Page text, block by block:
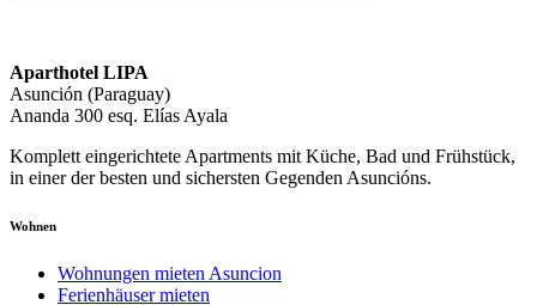
Aparthotel LIPA
Asunción (Paraguay)
Ananda 300 esq. Elías Ayala
Komplett eingerichtete Apartments mit Küche, Bad und Frühstück,
in einer der besten und sichersten Gegenden Asuncións.
Wohnen
Wohnungen mieten Asuncion
Ferienhäuser mieten